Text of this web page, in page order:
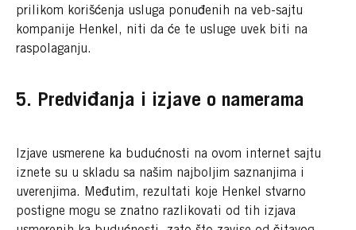
prilikom korišćenja usluga ponuđenih na veb-sajtu
kompanije Henkel, niti da će te usluge uvek biti na
raspolaganju.
5. Predviđanja i izjave o namerama
Izjave usmerene ka budućnosti na ovom internet sajtu
iznete su u skladu sa našim najboljim saznanjima i
uverenjima. Međutim, rezultati koje Henkel stvarno
postigne mogu se znatno razlikovati od tih izjava